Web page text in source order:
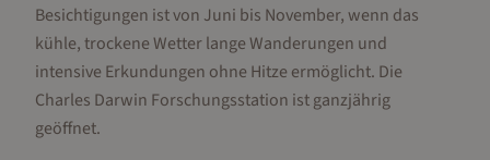
Besichtigungen ist von Juni bis November, wenn das
kühle, trockene Wetter lange Wanderungen und
intensive Erkundungen ohne Hitze ermöglicht. Die
Charles Darwin Forschungsstation ist ganzjährig
geöffnet.